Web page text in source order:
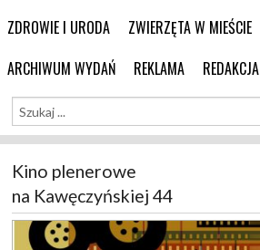
ZDROWIE I URODA
ZWIERZĘTA W MIEŚCIE
ARCHIWUM WYDAŃ
REKLAMA REDAKCJA
Kino plenerowe
na Kawęczyńskiej 44